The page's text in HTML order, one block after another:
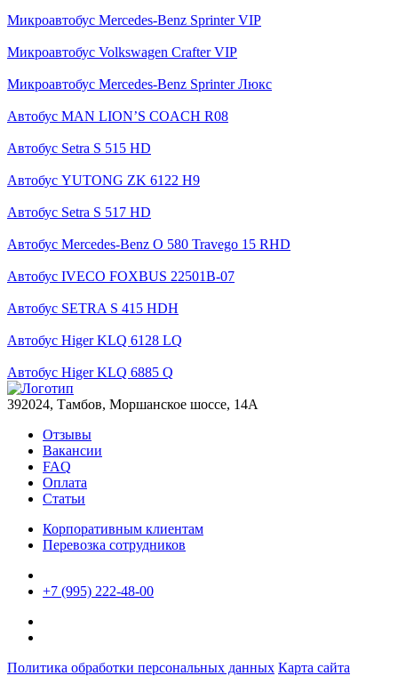
Микроавтобус Mercedes-Benz Sprinter VIP
Микроавтобус Volkswagen Crafter VIP
Микроавтобус Mercedes-Benz Sprinter Люкс
Автобус MAN LION’S COACH R08
Автобус Setra S 515 HD
Автобус YUTONG ZK 6122 H9
Автобус Setra S 517 HD
Автобус Mercedes-Benz O 580 Travego 15 RHD
Автобус IVECO FOXBUS 22501В-07
Автобус SETRA S 415 HDH
Автобус Higer KLQ 6128 LQ
Автобус Higer KLQ 6885 Q
392024, Тамбов, Моршанское шоссе, 14А
Отзывы
Вакансии
FAQ
Оплата
Статьи
Корпоративным клиентам
Перевозка сотрудников
+7 (995) 222-48-00
Политика обработки персональных данных Карта сайта